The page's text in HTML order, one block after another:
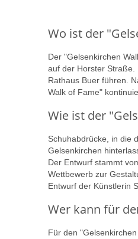
Wo ist der
Der "Gelsenkirchen
auf der Horster Straße.
Rathaus Buer führen.
Walk of Fame"
Wie ist der
Schuhabdrücke, in die
Gelsenkirchen
Der Entwurf stammt
Wettbewerb zur
Entwurf der Künstlerin
Wer kann für
Für den